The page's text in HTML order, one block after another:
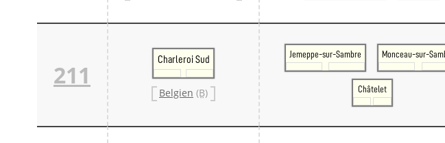
211
Charleroi Sud
Belgien (B)
Jemeppe-sur-Sambre Monceau-sur-
Châtelet